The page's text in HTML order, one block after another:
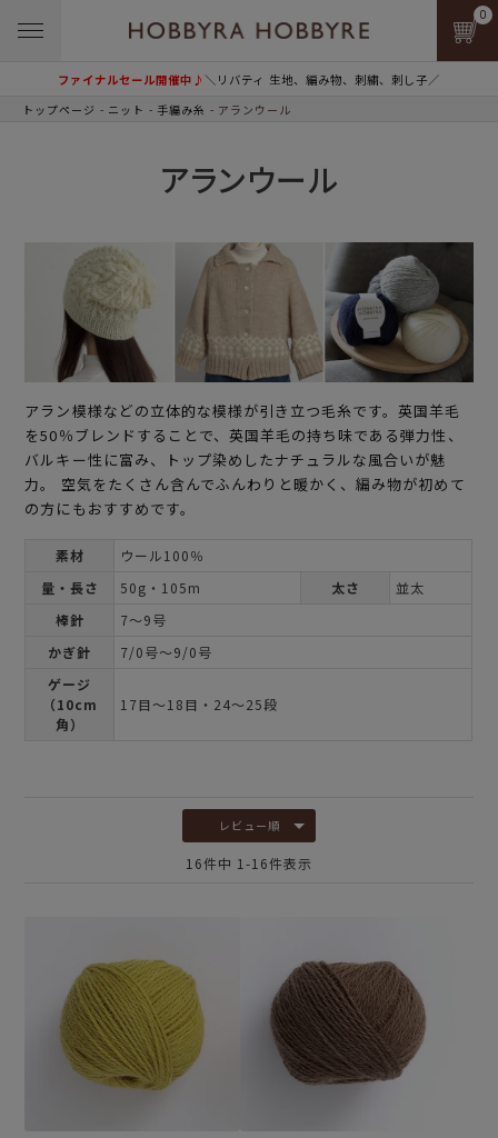
ファイナルセール開催中♪＼リバティ 生地、編み物、刺繍、刺し子／
0
トップページ ニット 手編み糸 アランウール
アランウール
アラン模様などの立体的な模様が引き立つ毛糸です。英国羊毛
を50％ブレンドすることで、英国羊毛の持ち味である弾力性、
バルキー性に富み、トップ染めしたナチュラルな風合いが魅
力。 空気をたくさん含んでふんわりと暖かく、編み物が初めて
の方にもおすすめです。
素材
ウール100％
量・長さ
50g・105m 太さ
並太
棒針
7～9号
かぎ針
7/0号～9/0号
ゲージ
（10cm
角）
17目～18目・24～25段
レビュー順
16件中 1 -16件表示